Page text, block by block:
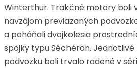
Winterthur. Trakčné motory boli
navzájom previazaných
a poháňali dvojkolesia
spojky typu Séchéron.
podvozku boli trvalo radené v